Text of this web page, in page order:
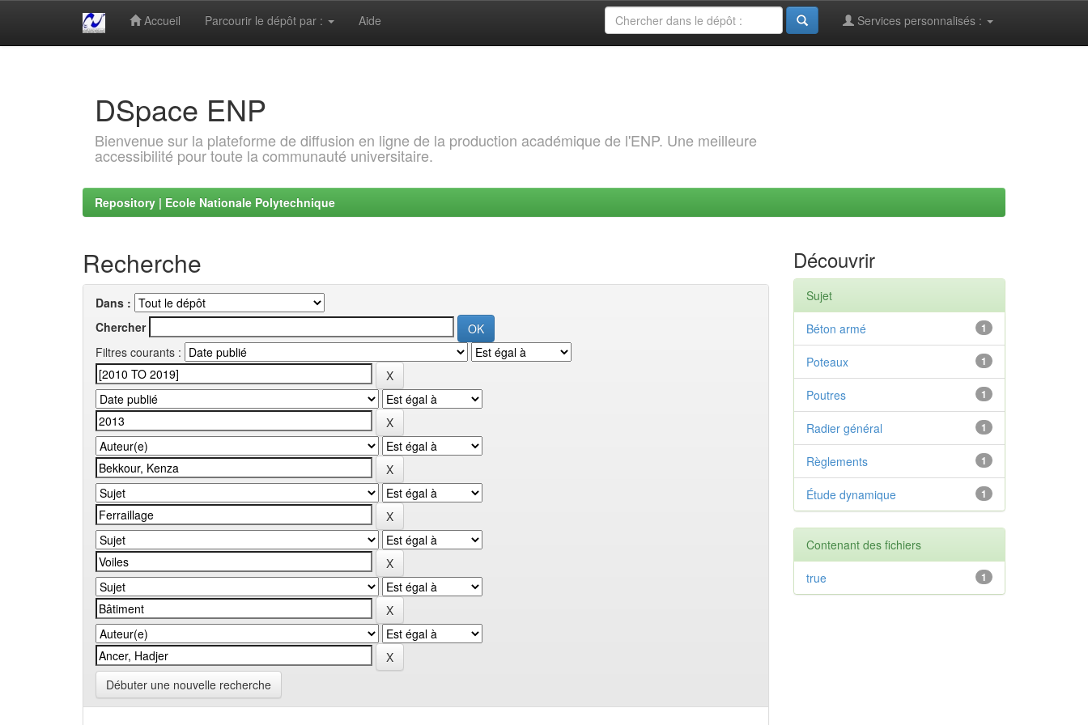
Accueil Parcourir le dépôt par : Aide Services personnalisés :
DSpace ENP
Bienvenue sur la plateforme de diffusion en ligne de la production académique de l'ENP. Une meilleure
accessibilité pour toute la communauté universitaire.
Repository | Ecole Nationale Polytechnique
Recherche
Dans :
Chercher
Filtres courants :
Débuter une nouvelle recherche
Découvrir
Sujet
1
Béton armé
1
Poteaux
1
Poutres
1
Radier général
1
Règlements
1
Étude dynamique
Contenant des fichiers
1
true